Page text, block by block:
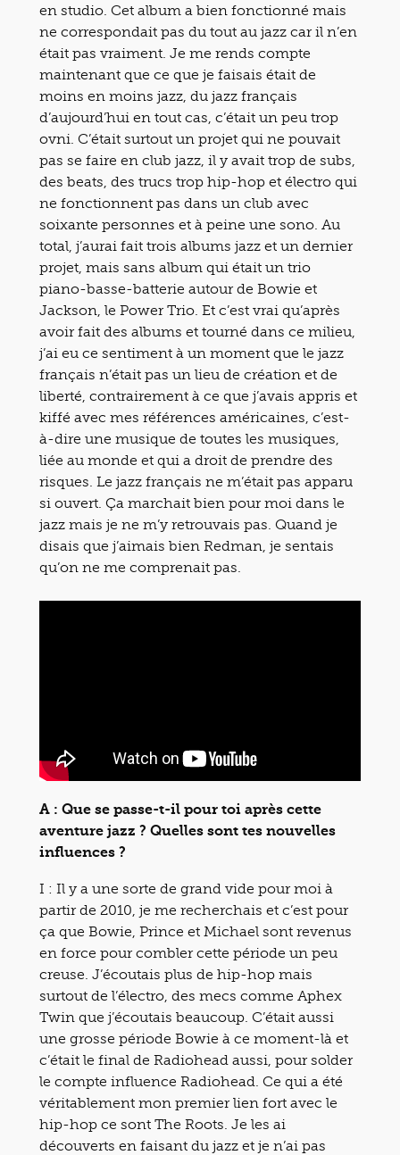
en studio. Cet album a bien fonctionné mais
ne correspondait pas du tout au jazz car il n’en
était pas vraiment. Je me rends compte
maintenant que ce que je faisais était de
moins en moins jazz, du jazz français
d’aujourd’hui en tout cas, c’était un peu trop
ovni. C’était surtout un projet qui ne pouvait
pas se faire en club jazz, il y avait trop de subs,
des beats, des trucs trop hip-hop et électro qui
ne fonctionnent pas dans un club avec
soixante personnes et à peine une sono. Au
total, j’aurai fait trois albums jazz et un dernier
projet, mais sans album qui était un trio
piano-basse-batterie autour de Bowie et
Jackson, le Power Trio. Et c’est vrai qu’après
avoir fait des albums et tourné dans ce milieu,
j’ai eu ce sentiment à un moment que le jazz
français n’était pas un lieu de création et de
liberté, contrairement à ce que j’avais appris et
kiffé avec mes références américaines, c’est-
à-dire une musique de toutes les musiques,
liée au monde et qui a droit de prendre des
risques. Le jazz français ne m’était pas apparu
si ouvert. Ça marchait bien pour moi dans le
jazz mais je ne m’y retrouvais pas. Quand je
disais que j’aimais bien Redman, je sentais
qu’on ne me comprenait pas.
A : Que se passe-t-il pour toi après cette
aventure jazz ? Quelles sont tes nouvelles
influences ?
I : Il y a une sorte de grand vide pour moi à
partir de 2010, je me recherchais et c’est pour
ça que Bowie, Prince et Michael sont revenus
en force pour combler cette période un peu
creuse. J’écoutais plus de hip-hop mais
surtout de l’électro, des mecs comme Aphex
Twin que j’écoutais beaucoup. C’était aussi
une grosse période Bowie à ce moment-là et
c’était le final de Radiohead aussi, pour solder
le compte influence Radiohead. Ce qui a été
véritablement mon premier lien fort avec le
hip-hop ce sont The Roots. Je les ai
découverts en faisant du jazz et je n’ai pas